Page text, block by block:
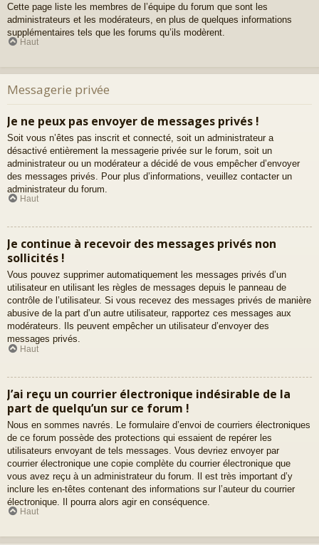
Cette page liste les membres de l’équipe du forum que sont les
administrateurs et les modérateurs, en plus de quelques informations
supplémentaires tels que les forums qu’ils modèrent.
Haut
Messagerie privée
Je ne peux pas envoyer de messages privés !
Soit vous n’êtes pas inscrit et connecté, soit un administrateur a
désactivé entièrement la messagerie privée sur le forum, soit un
administrateur ou un modérateur a décidé de vous empêcher d’envoyer
des messages privés. Pour plus d’informations, veuillez contacter un
administrateur du forum.
Haut
Je continue à recevoir des messages privés non
sollicités !
Vous pouvez supprimer automatiquement les messages privés d’un
utilisateur en utilisant les règles de messages depuis le panneau de
contrôle de l’utilisateur. Si vous recevez des messages privés de manière
abusive de la part d’un autre utilisateur, rapportez ces messages aux
modérateurs. Ils peuvent empêcher un utilisateur d’envoyer des
messages privés.
Haut
J’ai reçu un courrier électronique indésirable de la
part de quelqu’un sur ce forum !
Nous en sommes navrés. Le formulaire d’envoi de courriers électroniques
de ce forum possède des protections qui essaient de repérer les
utilisateurs envoyant de tels messages. Vous devriez envoyer par
courrier électronique une copie complète du courrier électronique que
vous avez reçu à un administrateur du forum. Il est très important d’y
inclure les en-têtes contenant des informations sur l’auteur du courrier
électronique. Il pourra alors agir en conséquence.
Haut